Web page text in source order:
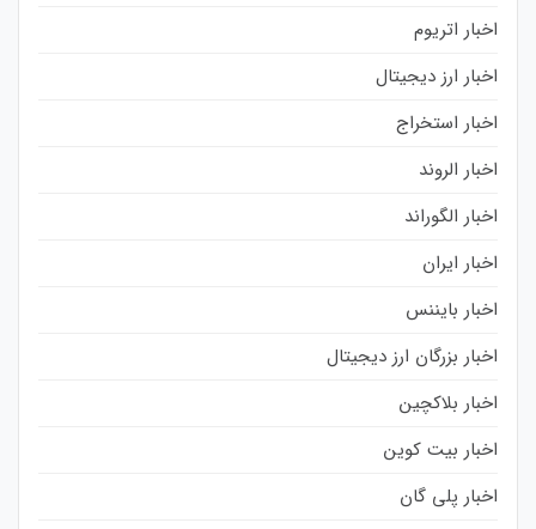
اخبار اتریوم
اخبار ارز دیجیتال
اخبار استخراج
اخبار الروند
اخبار الگوراند
اخبار ایران
اخبار بایننس
اخبار بزرگان ارز دیجیتال
اخبار بلاکچین
اخبار بیت کوین
اخبار پلی گان